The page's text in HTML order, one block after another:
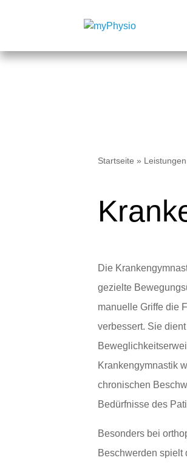
Startseite » Leistungen
Die
gezielte
manuelle Griffe die
verbessert. Sie
Krankengymnastik
chronischen
Bedürfnisse des
Besonders bei
Beschwerden spielt